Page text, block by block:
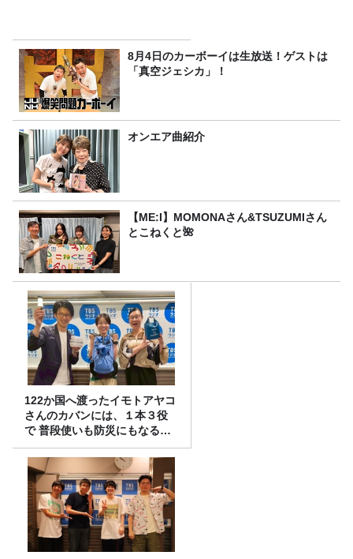
8月4日のカーボーイは生放送！ゲストは
「真空ジェシカ」！
オンエア曲紹介
【ME:I】MOMONAさん&TSUZUMIさん
とこねくと🌺
122か国へ渡ったイモトアヤコ
さんのカバンには、１本３役
で 普段使いも防災にもなる最
強の棒が入っていた！